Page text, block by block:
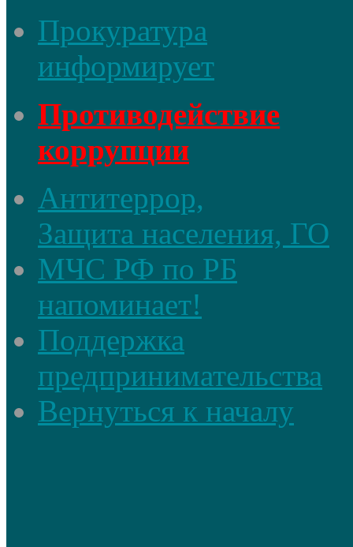
Прокуратура
информирует
Противодействие
коррупции
Антитеррор,
Защита населения, ГО
МЧС РФ по РБ
напоминает!
Поддержка
предпринимательства
Вернуться к началу